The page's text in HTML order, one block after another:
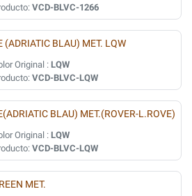
VCD-BLVC-1266
(ADRIATIC BLAU) MET. LQW
Original : LQW
VCD-BLVC-LQW
BLAU) MET.(ROVER-L.ROVE)
Original : LQW
VCD-BLVC-LQW
MET.